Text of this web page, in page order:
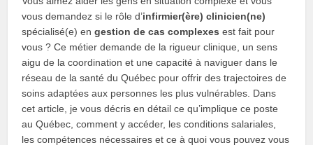
vous demandez si le rôle d’infirmier(ère) clinicien(ne)
spécialisé(e) engestion de cas complexes est fait pour
vous ? Ce métier demande de la rigueur clinique, un sens
aigu de la coordination et une capacité à naviguer dans le
réseau de la santé du Québec pour offrir des trajectoires de
soins adaptées aux personnes les plus vulnérables. Dans
cet article, je vous décris en détail ce qu’implique ce poste
au Québec, comment y accéder, les conditions salariales,
les compétences nécessaires et ce à quoi vous pouvez vous